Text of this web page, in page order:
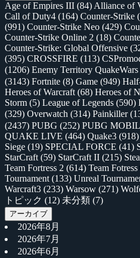
Age of Empires III (84) Alliance of
Call of Duty4 (164) Counter-Strike
(991) Counter-Strike Neo (429)
Counter-Strike Online 2 (18)
Counter-Strike: Global Offensive
(395) CROSSFIRE (113)
(1206) Enemy Territory QuakeWars
(3143) Fortnite (8) Game (949)
Heroes of Warcraft (68) Heroes of
Storm (5) League of Legends (590)
(329) Overwatch (314) Painkiller
(2437) PUBG (252) PUBG
QUAKE LIVE (464) Quake3 (918)
Siege (19) SPECIAL FORCE (41)
StarCraft (59) StarCraft II (215)
Team Fortress 2 (614) Team
Tournament (133) Unreal
Warcraft3 (233) Warsow (271)
トピック (12) 未分類 (7)
アーカイブ
2026年8月
2026年7月
2026年6月